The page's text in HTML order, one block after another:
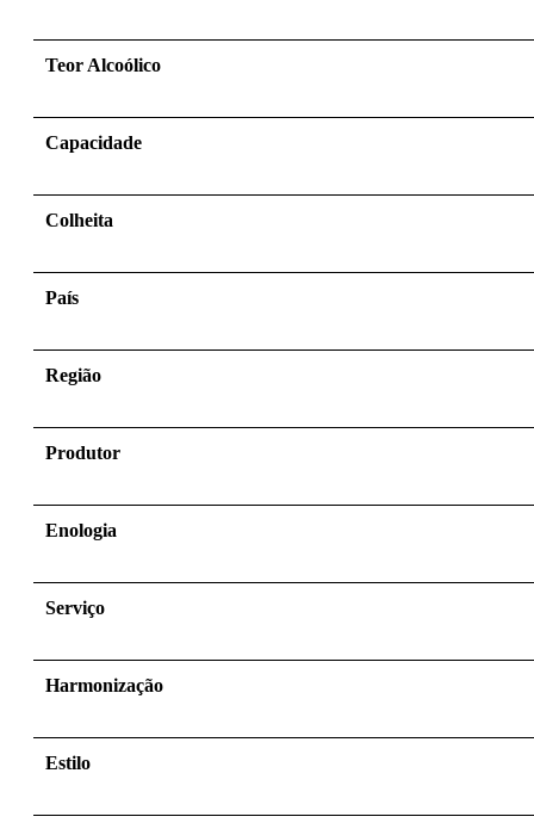
Teor Alcoólico
Capacidade
Colheita
País
Região
Produtor
Enologia
Serviço
Harmonização
Estilo